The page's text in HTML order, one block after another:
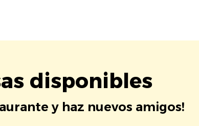
disponibles
y haz nuevos amigos!